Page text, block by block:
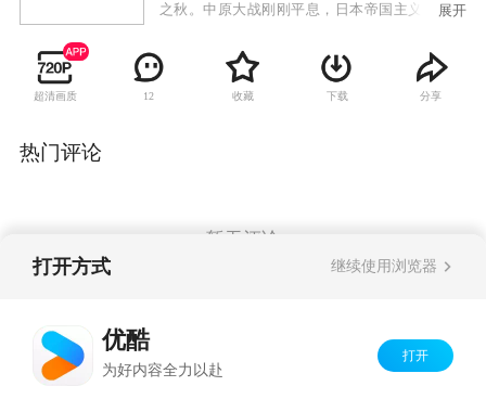
之秋。中原大战刚刚平息，日本帝国主义对我东
密鼓加速进行。 两国交战谍先行。一场远东间谍
情报战早已悄然打响……
展开
超清画质 12 收藏 下载 分享
热门评论
暂无评论
打开方式 继续使用浏览器
优酷
为好内容全力以赴
打开